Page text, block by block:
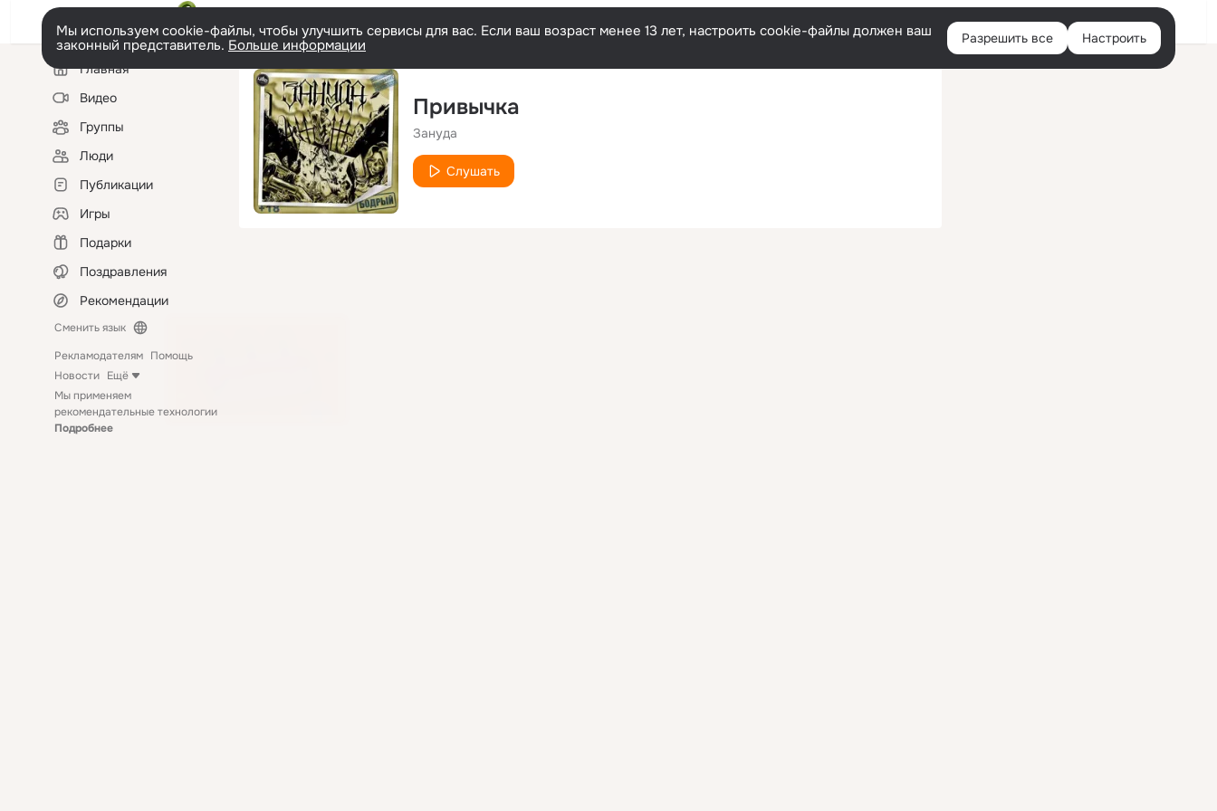
Войти
Мы используем cookie-файлы, чтобы улучшить сервисы для вас. Если ваш возраст менее 13 лет, настроить cookie-файлы должен ваш
законный представитель. Больше информации Разрешить все Настроить
Левая
колонкаГлавная
Видео
Группы
Люди
Публикации
Игры
Подарки
Поздравления
Рекомендации
Сменить язык
Рекламодателям Помощь
Новости Ещё
Мы применяем
рекомендательные технологии
Подробнее
Привычка
Зануда
Слушать